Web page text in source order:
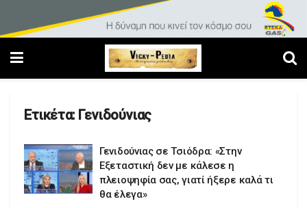
Ετικέτα: Γενιδούνιας
Γενιδούνιας σε Τσιόδρα: «Στην
Εξεταστική δεν με κάλεσε η
πλειοψηφία σας, γιατί ήξερε καλά τι
θα έλεγα»